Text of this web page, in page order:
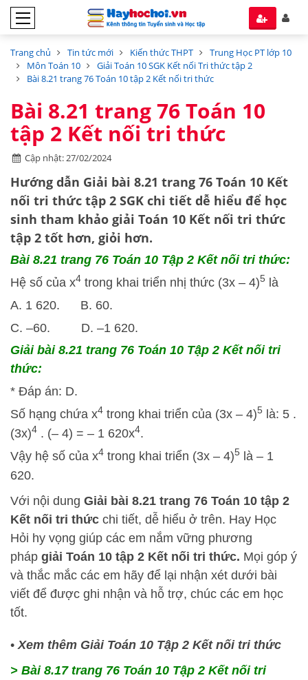
Trang chủ Tin tức mới Kiến thức THPT
Trung Học PT lớp 10
Môn Toán 10
Giải Toán 10 SGK Kết nối Tri thức tập 2
Bài 8.21 trang 76 Toán 10 tập 2 Kết nối tri thức
Bài 8.21 trang 76 Toán 10
tập 2 Kết nối tri thức
Cập nhật: 27/02/2024
Hướng dẫn Giải bài 8.21 trang 76 Toán 10 Kết
nối tri thức tập 2 SGK chi tiết dễ hiểu để học
sinh tham khảo giải Toán 10 Kết nối tri thức
tập 2 tốt hơn, giỏi hơn.
Bài 8.21 trang 76 Toán 10 Tập 2 Kết nối tri thức:
Hệ số của x4 trong khai triển nhị thức (3x – 4)5 là
A. 1 620. B. 60.
C. –60. D. –1 620.
Giải bài 8.21 trang 76 Toán 10 Tập 2 Kết nối tri
thức:
* Đáp án: D.
Số hạng chứa x4 trong khai triển của (3x – 4)5 là: 5 .
(3x)4 . (– 4) = – 1 620x4.
Vậy hệ số của x4 trong khai triển (3x – 4)5 là – 1
620.
Với nội dung Giải bài 8.21 trang 76 Toán 10 tập 2
Kết nối tri thức chi tiết, dễ hiểu ở trên. Hay Học
Hỏi hy vọng giúp các em nắm vững phương
pháp giải Toán 10 tập 2 Kết nối tri thức. Mọi góp ý
và thắc mắc các em hãy để lại nhận xét dưới bài
viết để được ghi nhận và hỗ trợ, chúc các em học
tốt.
•Xem thêm Giải Toán 10 Tập 2 Kết nối tri thức
> Bài 8.17 trang 76 Toán 10 Tập 2 Kết nối tri